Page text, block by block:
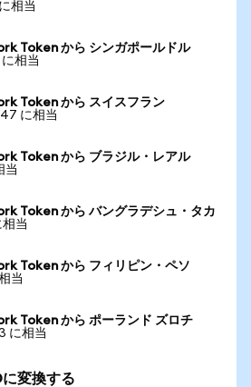
相当
Token から シンガポールドル
相当
Token から スイスフラン
に相当
Token から ブラジル・レアル
当
Token から バングラデシュ・タカ
相当
Token から フィリピン・ペソ
当
Token から ポーランド ズロチ
に相当
変換する